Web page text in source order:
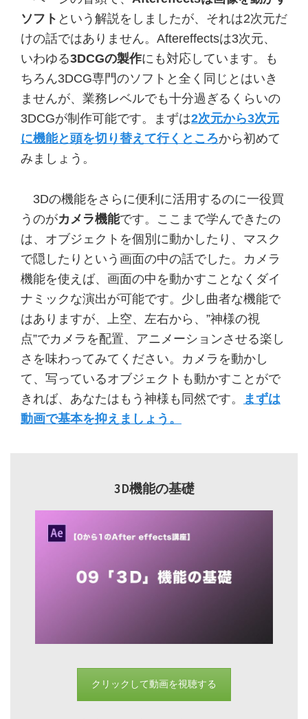
ソフト という解説をしましたが、それは2次元だ
けの話ではありません。Aftereffectsは3次元、
いわゆる3DCGの製作にも対応しています。も
ちろん3DCG専門のソフトと全く同じとはいき
ませんが、業務レベルでも十分過ぎるくらいの
3DCGが制作可能です。まずは2次元から3次元
に機能と頭を切り替えて行くところから初めて
みましょう。
3Dの機能をさらに便利に活用するのに一役買
うのがカメラ機能です。ここまで学んできたの
は、オブジェクトを個別に動かしたり、マスク
で隠したりという画面の中の話でした。カメラ
機能を使えば、画面の中を動かすことなくダイ
ナミックな演出が可能です。少し曲者な機能で
はありますが、上空、左右から、”神様の視
点”でカメラを配置、アニメーションさせる楽し
さを味わってみてください。カメラを動かし
て、写っているオブジェクトも動かすことがで
きれば、あなたはもう神様も同然です。
まずは
動画で基本を抑えましょう。
3D機能の基礎
クリックして動画を視聴する